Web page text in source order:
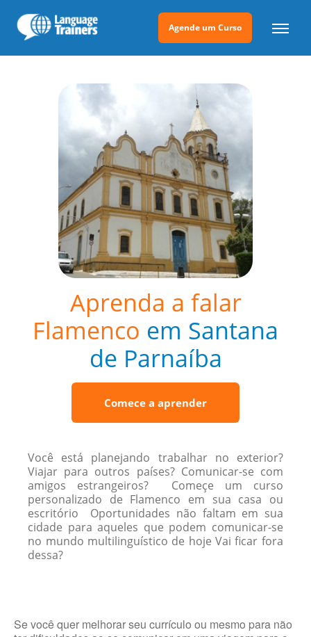
Agende um Curso
Aprenda a falar
Flamenco em Santana
de Parnaíba
Comece a aprender
Você está planejando trabalhar no exterior?
Viajar para outros países? Comunicar-se com
amigos estrangeiros? Começe um curso
personalizado de Flamenco em sua casa ou
escritório Oportunidades não faltam em sua
cidade para aqueles que podem comunicar-se
no mundo multilinguístico de hoje Vai ficar fora
dessa?
Se você quer melhorar seu currículo ou mesmo para não